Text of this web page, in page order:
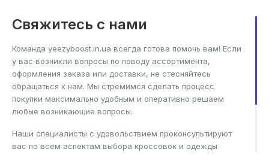
Свяжитесь с нами
Команда yeezyboost.in.ua всегда готова помочь вам! Если
у вас возникли вопросы по поводу ассортимента,
оформления заказа или доставки, не стесняйтесь
обращаться к нам. Мы стремимся сделать процесс
покупки максимально удобным и оперативно решаем
любые возникающие вопросы.
Наши специалисты с удовольствием проконсультируют
вас по всем аспектам выбора кроссовок и одежды